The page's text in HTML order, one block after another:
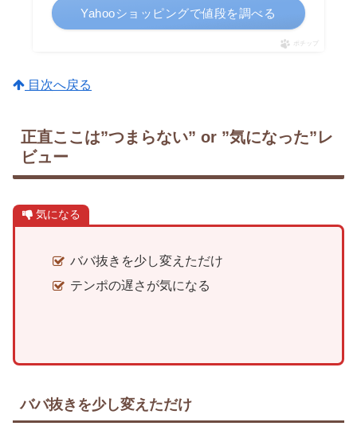
Yahooショッピングで値段を調べる
ポチップ
目次へ戻る
正直ここは”つまらない” or ”気になった”レ
ビュー
気になる
ババ抜きを少し変えただけ
テンポの遅さが気になる
ババ抜きを少し変えただけ